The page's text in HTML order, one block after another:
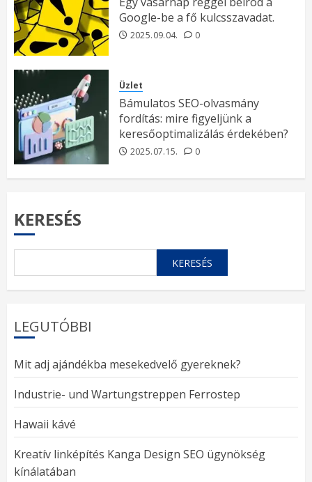
Google-be a fő kulcsszavadat.
2025.09.04. 0
Üzlet
Bámulatos SEO-olvasmány
fordítás: mire figyeljünk a
keresőoptimalizálás érdekében?
2025.07.15. 0
KERESÉS
KERESÉS
LEGUTÓBBI
Mit adj ajándékba mesekedvelő gyereknek?
Industrie- und Wartungstreppen Ferrostep
Hawaii kávé
Kreatív linképítés Kanga Design SEO ügynökség
kínálatában